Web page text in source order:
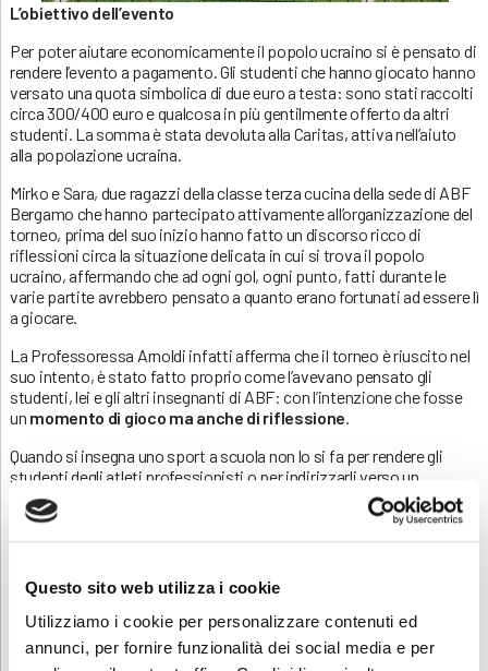
Questo sito web utilizza i cookie
Utilizziamo i cookie per personalizzare contenuti ed
annunci, per fornire funzionalità dei social media e per
L’obiettivo dell’evento
Per poter aiutare economicamente il popolo ucraino si è pensato di
rendere l’evento a pagamento. Gli studenti che hanno giocato hanno
versato una quota simbolica di due euro a testa: sono stati raccolti
circa 300/400 euro e qualcosa in più gentilmente offerto da altri
studenti. La somma è stata devoluta alla Caritas, attiva nell’aiuto
alla popolazione ucraina.
Mirko e Sara, due ragazzi della classe terza cucina della sede di ABF
Bergamo che hanno partecipato attivamente all’organizzazione del
torneo, prima del suo inizio hanno fatto un discorso ricco di
riflessioni circa la situazione delicata in cui si trova il popolo
ucraino, affermando che ad ogni gol, ogni punto, fatti durante le
varie partite avrebbero pensato a quanto erano fortunati ad essere lì
a giocare.
La Professoressa Arnoldi infatti afferma che il torneo è riuscito nel
suo intento, è stato fatto proprio come l’avevano pensato gli
studenti, lei e gli altri insegnanti di ABF: con l’intenzione che fosse
un momento di gioco ma anche di riflessione.
Quando si insegna uno sport a scuola non lo si fa per rendere gli
studenti degli atleti professionisti o per indirizzarli verso un
determinato tipo di sport, bensì si cerca di trasmettere in lorovalori
ed emozioni
: attraverso le competizioni, i nostri studenti
imparano a fare squadra, stare in gruppo, hanno maggiori
ma anche nella vita.
Lo stessoobiettivodel torneo, sostenere fermamente ilNO alla
e aiutare il popolo ucraino, è indice che questi valori sono
stati ampiamente assimilati dai nostri ragazzi che vedono il gioco